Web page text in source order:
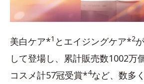
美白ケア*1 とエイジングケア*2
して登場し、累計販売数1002万
コスメ計57冠受賞*4など、数多